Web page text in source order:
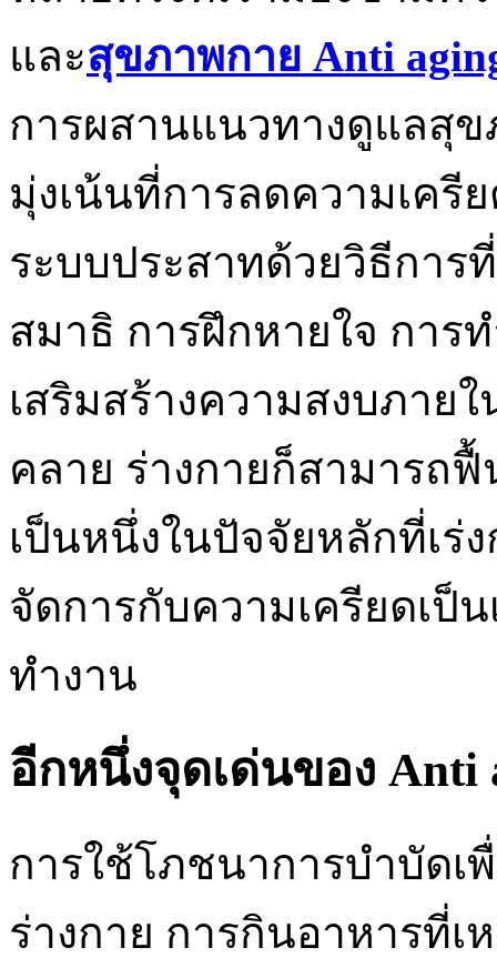
และสุขภาพกาย Anti
การผสานแนวทางดูแลสุ
มุ่งเน้นที่การลดความเครี
ระบบประสาทด้วยวิธีการ
สมาธิ การฝึกหายใจ การ
เสริมสร้างความสงบภาย
คลาย ร่างกายก็สามารถ
เป็นหนึ่งในปัจจัยหลักที่เร่
จัดการกับความเครียดเป็
ทำงาน
อีกหนึ่งจุดเด่นของ Anti
การใช้โภชนาการบำบัดเ
ร่างกาย การกินอาหารที่